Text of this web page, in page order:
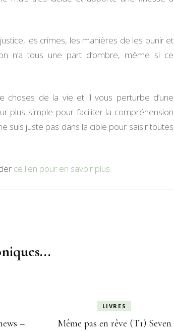
les crimes, les manières de les punir et
n’a tous une part d’ombre, même si ce
choses de la vie et il vous perturbe d’une
plus simple pour faciliter la compréhension
suis juste pas dans la cible pour saisir toutes
ce lien pour en savoir plus.
–
LIVRES
Même pas en rêve (T1) Seven